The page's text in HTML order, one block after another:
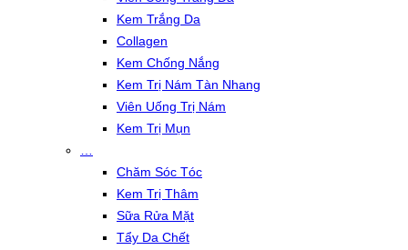
Kem Trắng Da
Collagen
Kem Chống Nắng
Kem Trị Nám Tàn Nhang
Viên Uống Trị Nám
Kem Trị Mụn
Chăm Sóc Tóc
Kem Trị Thâm
Sữa Rửa Mặt
Tẩy Da Chết